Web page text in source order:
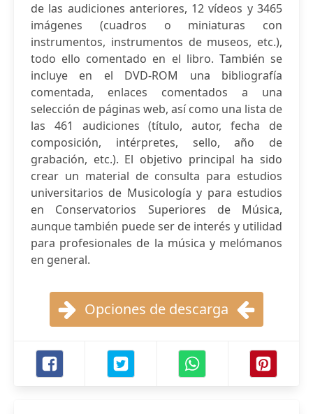
de las audiciones anteriores, 12 vídeos y 3465
imágenes (cuadros o miniaturas con
instrumentos, instrumentos de museos, etc.),
todo ello comentado en el libro. También se
incluye en el DVD-ROM una bibliografía
comentada, enlaces comentados a una
selección de páginas web, así como una lista de
las 461 audiciones (título, autor, fecha de
composición, intérpretes, sello, año de
grabación, etc.). El objetivo principal ha sido
crear un material de consulta para estudios
universitarios de Musicología y para estudios
en Conservatorios Superiores de Música,
aunque también puede ser de interés y utilidad
para profesionales de la música y melómanos
en general.
Opciones de descarga